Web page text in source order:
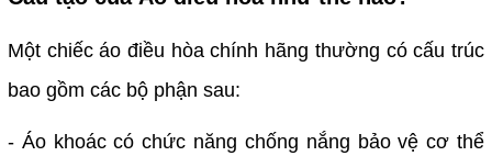
Một chiếc áo điều hòa chính hãng thường có cấu trúc
bao gồm các bộ phận sau:
- Áo khoác có chức năng chống nắng bảo vệ cơ thể